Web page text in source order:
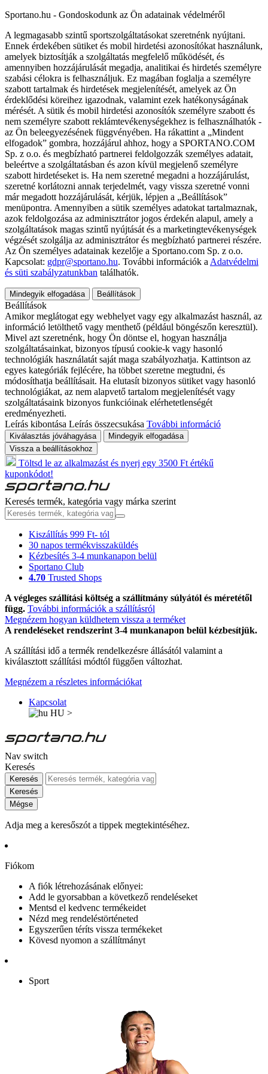
Sportano.hu - Gondoskodunk az Ön adatainak védelméről
A legmagasabb szintű sportszolgáltatásokat szeretnénk nyújtani.
Ennek érdekében sütiket és mobil hirdetési azonosítókat használunk,
amelyek biztosítják a szolgáltatás megfelelő működését, és
amennyiben hozzájárulását megadja, analitikai és hirdetés személyre
szabási célokra is felhasználjuk. Ez magában foglalja a személyre
szabott tartalmak és hirdetések megjelenítését, amelyek az Ön
érdeklődési köreihez igazodnak, valamint ezek hatékonyságának
mérését. A sütik és mobil hirdetési azonosítók személyre szabott és
nem személyre szabott reklámtevékenységekhez is felhasználhatók -
az Ön beleegyezésének függvényében. Ha rákattint a „Mindent
elfogadok” gombra, hozzájárul ahhoz, hogy a SPORTANO.COM
Sp. z o.o. és megbízható partnerei feldolgozzák személyes adatait,
beleértve a szolgáltatásban és azon kívül megjelenő személyre
szabott hirdetéseket is. Ha nem szeretné megadni a hozzájárulást,
szeretné korlátozni annak terjedelmét, vagy vissza szeretné vonni
már megadott hozzájárulását, kérjük, lépjen a „Beállítások”
menüpontra. Amennyiben a sütik személyes adatokat tartalmaznak,
azok feldolgozása az adminisztrátor jogos érdekén alapul, amely a
szolgáltatások magas szintű nyújtását és a marketingtevékenységek
végzését szolgálja az adminisztrátor és megbízható partnerei részére.
Az Ön személyes adatainak kezelője a Sportano.com Sp. z o.o.
Kapcsolat: gdpr@sportano.hu. További információk a Adatvédelmi
és süti szabályzatunkban találhatók.
Mindegyik elfogadása Beállítások
Beállítások
Amikor meglátogat egy webhelyet vagy egy alkalmazást használ, az
információ letölthető vagy menthető (például böngészőn keresztül).
Mivel azt szeretnénk, hogy Ön döntse el, hogyan használja
szolgáltatásainkat, bizonyos típusú cookie-k vagy hasonló
technológiák használatát saját maga szabályozhatja. Kattintson az
egyes kategóriák fejlécére, ha többet szeretne megtudni, és
módosíthatja beállításait. Ha elutasít bizonyos sütiket vagy hasonló
technológiákat, az nem alapvető tartalom megjelenítését vagy
szolgáltatásaink bizonyos funkcióinak elérhetetlenségét
eredményezheti.
Leírás kibontása Leírás összecsukása További információ
Kiválasztás jóváhagyása
Mindegyik elfogadása
Vissza a beállításokhoz
Töltsd le az alkalmazást és nyerj egy 3500 Ft értékű
kuponkódot!
Keresés termék, kategória vagy márka szerint
Kiszállítás 999 Ft- tól
30 napos termékvisszaküldés
Kézbesítés 3-4 munkanapon belül
Sportano Club
4.70 Trusted Shops
A végleges szállítási költség a szállítmány súlyától és méretétől
függ. További információk a szállításról
Megnézem hogyan küldhetem vissza a terméket
A rendeléseket rendszerint 3-4 munkanapon belül kézbesítjük.
A szállítási idő a termék rendelkezésre állásától valamint a
kiválasztott szállítási módtól függően változhat.
Megnézem a részletes információkat
Kapcsolat
HU >
Nav switch
Keresés
Keresés
Keresés
Mégse
Adja meg a keresőszót a tippek megtekintéséhez.
Fiókom
A fiók létrehozásának előnyei:
Add le gyorsabban a következő rendeléseket
Mentsd el kedvenc termékeidet
Nézd meg rendeléstörténeted
Egyszerűen téríts vissza termékeket
Kövesd nyomon a szállítmányt
Sport